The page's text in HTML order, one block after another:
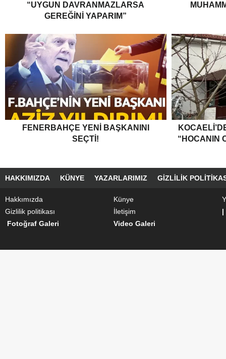
“UYGUN DAVRANMAZLARSA
GEREĞINI YAPARIM”
FENERBAHÇE YENI BAŞKANINI
SEÇTI!
“HOCANIN
HAKKIMIZDA KÜNYE YAZARLARIMIZ GIZLILIK
Hakkımızda Künye
Gizlilik politikası
İletişim
|
Fotoğraf Galeri
Video Galeri